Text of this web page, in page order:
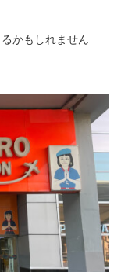
かもしれません